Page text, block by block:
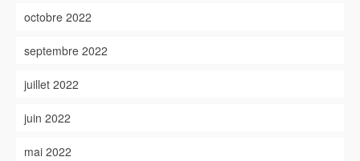
octobre 2022
septembre 2022
juillet 2022
juin 2022
mai 2022